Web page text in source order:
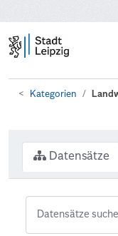
Kategorien
Datensätze